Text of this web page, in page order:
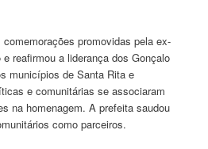
promovidas pela ex-
reafirmou a liderança dos Gonçalo
municípios de Santa Rita e
e comunitárias se associaram
na homenagem. A prefeita saudou
como parceiros.